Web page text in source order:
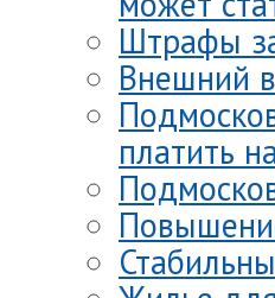
Штрафы
Внешний
платить